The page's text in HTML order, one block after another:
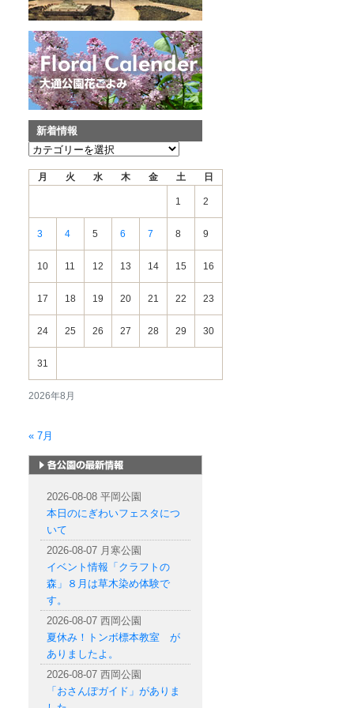
新着情報
新
2026年8月
月 火 水 木 金 土 日
1 2
3 4 5 6 7 8 9
10 11 12 13 14 15 16
17 18 19 20 21 22 23
24 25 26 27 28 29 30
31
« 7月
2026-08-08 平岡公園
本日のにぎわいフェスタにつ
いて
2026-08-07 月寒公園
イベント情報「クラフトの
森」８月は草木染め体験で
す。
2026-08-07 西岡公園
夏休み！トンボ標本教室 が
ありましたよ。
2026-08-07 西岡公園
「おさんぽガイド」がありま